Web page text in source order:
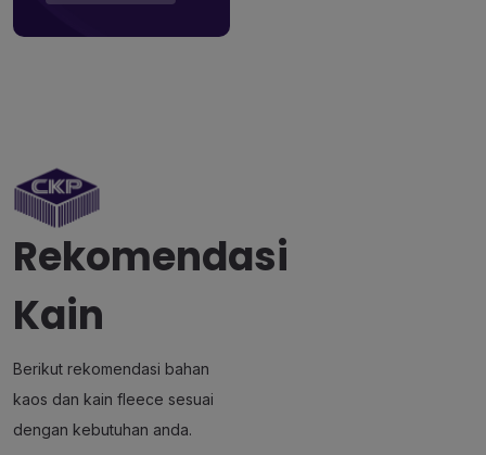
Rekomendasi
Kain
Berikut rekomendasi bahan
kaos dan kain fleece sesuai
dengan kebutuhan anda.